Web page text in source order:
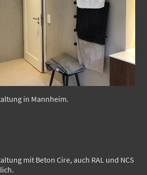
in Mannheim.
mit Beton Cire, auch RAL und NCS